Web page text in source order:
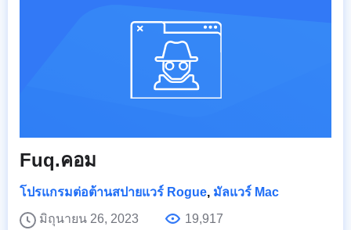
Fuq.คอม
โปรแกรมต่อต้านสปายแวร์ Rogue, มัลแวร์ Mac
มิถุนายน 26, 2023
19,917